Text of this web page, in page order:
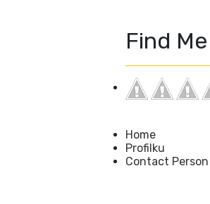
Find Me
Home
Profilku
Contact Person